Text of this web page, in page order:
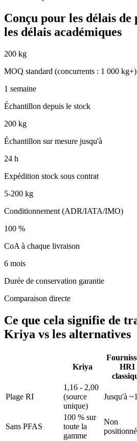
Conçu pour les délais
les délais académiques
200 kg
MOQ standard (concurrents : 1 000 kg+)
1 semaine
Échantillon depuis le stock
200 kg
Échantillon sur mesure jusqu'à
24 h
Expédition stock sous contrat
5-200 kg
Conditionnement (ADR/IATA/IMO)
100 %
CoA à chaque livraison
6 mois
Durée de conservation garantie
Comparaison directe
Ce que cela signifie de
Kriya vs les alternatives
Kriya
HRI
Plage RI
1,16 - 2,00
(source
unique)
Jusqu'à
Sans PFAS
100 % sur
toute la
gamme
Non
positionné